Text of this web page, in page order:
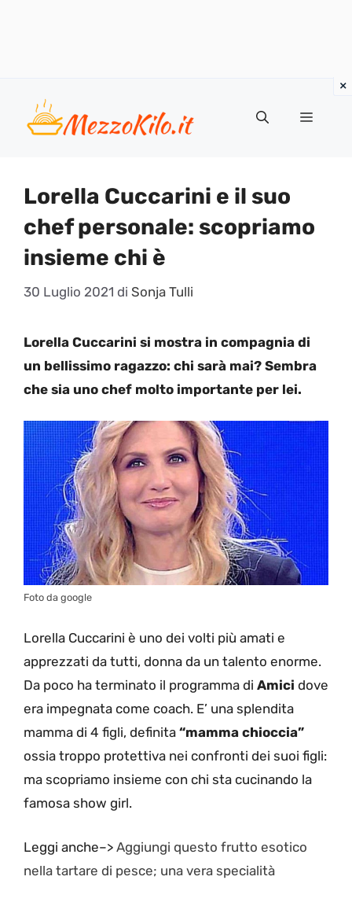
contenuto
Menu
Lorella Cuccarini e il suo
chef personale: scopriamo
insieme chi è
30 Luglio 2021 di Sonja Tulli
Lorella Cuccarini si mostra in compagnia di
un bellissimo ragazzo: chi sarà mai? Sembra
che sia uno chef molto importante per lei.
Foto da google
Lorella Cuccarini è uno dei volti più amati e
apprezzati da tutti, donna da un talento enorme.
Da poco ha terminato il programma di Amici dove
era impegnata come coach. E’ una splendita
mamma di 4 figli, definita “mamma chioccia”
ossia troppo protettiva nei confronti dei suoi figli:
ma scopriamo insieme con chi sta cucinando la
famosa show girl.
Leggi anche–> Aggiungi questo frutto esotico
nella tartare di pesce; una vera specialità